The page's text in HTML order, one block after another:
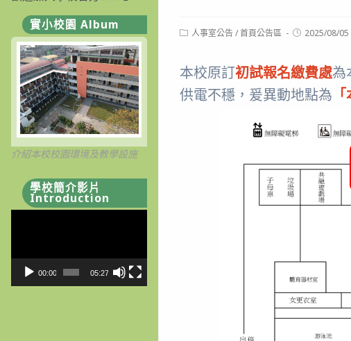
Post人事室公告 / 首頁公告區
Post2025/08/05
本校原訂初試報名繳費處為
供電不穩，爰異動地點為
實小校園 Album
介紹本校校園環境及教學設施
學校簡介影片
Introduction
器
00:00 05:27